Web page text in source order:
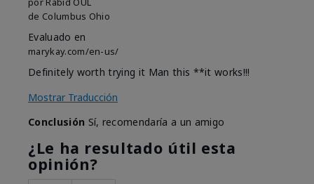
de Columbus Ohio
Evaluado en
marykay.com/en-us/
Definitely worth trying it Man this **it works!!!
Mostrar Traducción
Conclusión Sí, recomendaría a un amigo
¿Le ha resultado útil esta
opinión?